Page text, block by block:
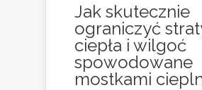
Jak skutecznie
ograniczyć
ciepła i wilgoć
spowodowane
mostkami